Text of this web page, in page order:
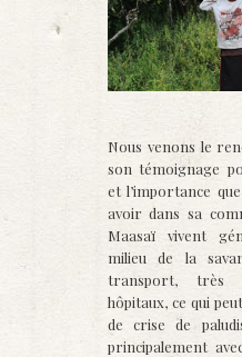
Nous venons le
son témoignage
et l’importance
avoir dans sa
Maasaï vivent
milieu de la
transport, très
hôpitaux, ce qui
de crise de
principalement